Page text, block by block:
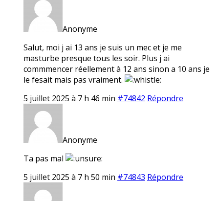
Anonyme
Salut, moi j ai 13 ans je suis un mec et je me
masturbe presque tous les soir. Plus j ai
commmencer réellement à 12 ans sinon a 10 ans je
le fesait mais pas vraiment.
5 juillet 2025 à 7 h 46 min #74842 Répondre
Anonyme
Ta pas mal
5 juillet 2025 à 7 h 50 min #74843 Répondre